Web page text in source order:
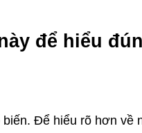
để hiểu
Để hiểu rõ hơn về